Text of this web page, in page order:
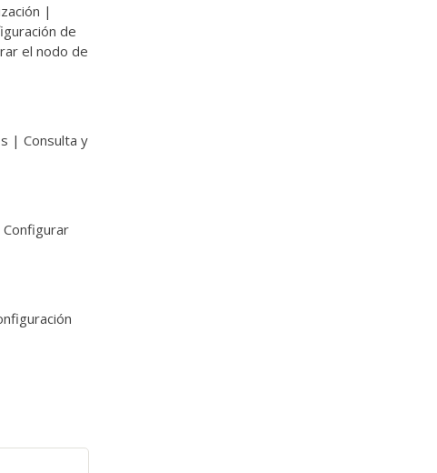
|
de
el nodo de
| Consulta y